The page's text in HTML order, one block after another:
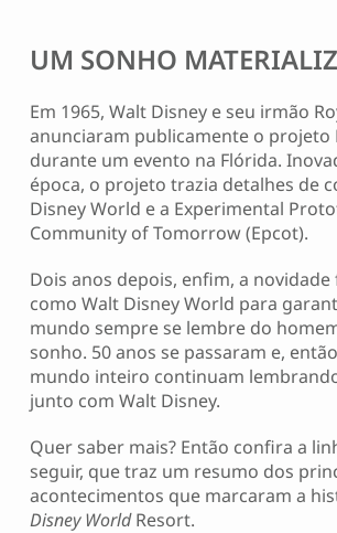
UM SONHO
Em 1965, Walt Disney e seu irmão
anunciaram publicamente o projeto
durante um evento na Flórida.
época, o projeto trazia detalhes de
Disney World e a Experimental
Community of Tomorrow (Epcot).
Dois anos depois, enfim, a
como Walt Disney World para
mundo sempre se lembre do
sonho. 50 anos se passaram e,
mundo inteiro continuam
junto com Walt Disney.
Quer saber mais? Então confira a
seguir, que traz um resumo dos
acontecimentos que marcaram a
Disney WorldResort.